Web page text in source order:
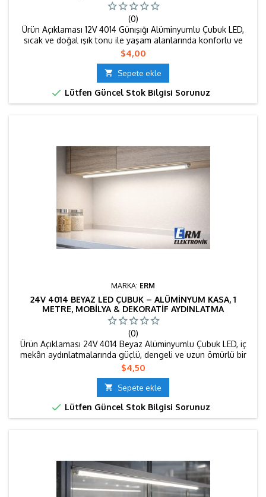
(0)
Ürün Açıklaması 12V 4014 Günışığı Alüminyumlu Çubuk LED,
sıcak ve doğal ışık tonu ile yaşam alanlarında konforlu ve
estetik bir aydınlatma sunar. Alüminyum gövdesi, ısı dağılımını
dengeler Günışığı rengi; daha yumuşak, dinlendirici ve doğal
bir ortam oluşturmak isteyen kullanıcılar için idealdir. 📍
Kullanım Alanları Mutfak dolabı altı / üstü...
Fiyat
$4,00
 Sepete ekle
 Lütfen Güncel Stok Bilgisi Sorunuz
MARKA: ERM
24V 4014 BEYAZ LED ÇUBUK – ALÜMINYUM KASA, 1
METRE, MOBILYA & DEKORATIF AYDINLATMA
(0)
Ürün Açıklaması 24V 4014 Beyaz Alüminyumlu Çubuk LED, iç
mekân aydınlatmalarında güçlü, dengeli ve uzun ömürlü bir
çözüm sunmak için tasarlanmıştır. Beyaz ışık rengi; ferah,
modern ve temiz bir görünüm oluşturur. Özellikle çalışma
alanları, vitrinler ve ürün teşhir noktalarında tercih edilir.
Alüminyum gövde, LED’lerin ürettiği ısının dengeli şekilde...
Fiyat
$4,50
 Sepete ekle
 Lütfen Güncel Stok Bilgisi Sorunuz